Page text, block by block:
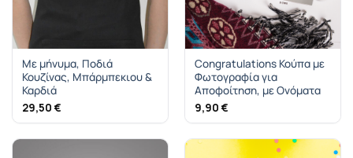
Με μήνυμα, Ποδιά
Κουζίνας, Μπάρμπεκιου &
Καρδιά
29,50 €
Congratulations Κούπα με
Φωτογραφία για
Αποφοίτηση, με Ονόματα
9,90 €